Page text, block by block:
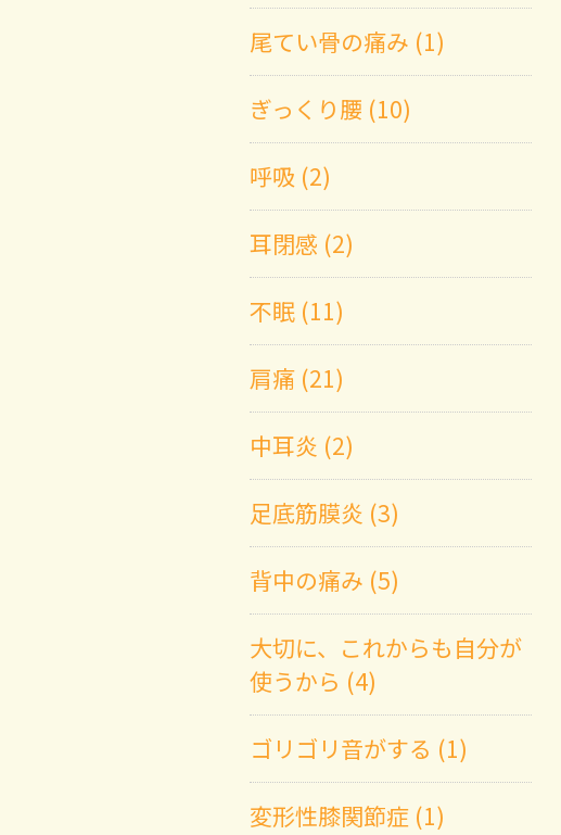
尾てい骨の痛み (1)
ぎっくり腰 (10)
呼吸 (2)
耳閉感 (2)
不眠 (11)
肩痛 (21)
中耳炎 (2)
足底筋膜炎 (3)
背中の痛み (5)
大切に、これからも自分が
使うから (4)
ゴリゴリ音がする (1)
変形性膝関節症 (1)